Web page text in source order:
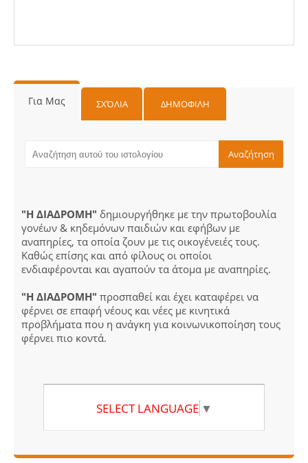
Για Μας ΣΧΌΛΙΑ ΔΗΜΟΦΙΛΗ
"Η ΔΙΑΔΡΟΜΗ" δημιουργήθηκε με την πρωτοβουλία
γονέων & κηδεμόνων παιδιών και εφήβων με
αναπηρίες, τα οποία ζουν με τις οικογένειές τους.
Καθώς επίσης και από φίλους οι οποίοι
ενδιαφέρονται και αγαπούν τα άτομα με αναπηρίες.
"Η ΔΙΑΔΡΟΜΗ" προσπαθεί και έχει καταφέρει να
φέρνει σε επαφή νέους και νέες με κινητικά
προβλήματα που η ανάγκη για κοινωνικοποίηση τους
φέρνει πιο κοντά.
SELECT LANGUAGE ▼